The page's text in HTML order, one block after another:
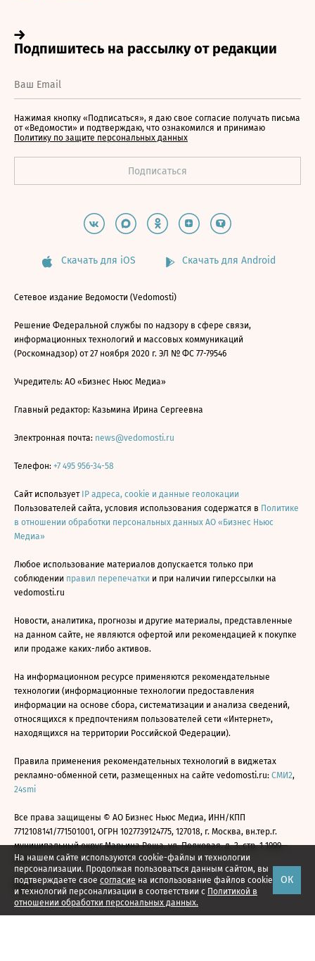
На нашем сайте используются cookie-файлы и технологии
персонализации. Продолжая пользоваться данным сайтом, вы
подтверждаете свое согласие на использование файлов cookie
и технологий персонализации в соответствии с Политикой в
отношении обработки персональных данных.
ОК
Нажимая кнопку «Подписаться», я даю свое согласие получать письма
от «Ведомости» и подтверждаю, что ознакомился и принимаю
Политику по защите персональных данных
Скачать для iOS Скачать для Android
Сетевое издание Ведомости (Vedomosti)
Решение Федеральной службы по надзору в сфере связи,
информационных технологий и массовых коммуникаций
(Роскомнадзор) от 27 ноября 2020 г. ЭЛ № ФС 77-79546
Учредитель: АО «Бизнес Ньюс Медиа»
Главный редактор: Казьмина Ирина Сергеевна
Электронная почта: news@vedomosti.ru
Телефон: +7 495 956-34-58
Сайт использует IP адреса, cookie и данные геолокации
Пользователей сайта, условия использования содержатся в Политике
в отношении обработки персональных данных АО «Бизнес Ньюс
Медиа»
Любое использование материалов допускается только при
соблюдении правил перепечатки и при наличии гиперссылки на
vedomosti.ru
Новости, аналитика, прогнозы и другие материалы, представленные
на данном сайте, не являются офертой или рекомендацией к покупке
или продаже каких-либо активов.
На информационном ресурсе применяются рекомендательные
технологии (информационные технологии предоставления
информации на основе сбора, систематизации и анализа сведений,
относящихся к предпочтениям пользователей сети «Интернет»,
находящихся на территории Российской Федерации).
Правила применения рекомендательных технологий в виджетах
рекламно-обменной сети, размещенных на сайте vedomosti.ru: СМИ2,
24smi
Все права защищены © АО Бизнес Ньюс Медиа, ИНН/КПП
7712108141/771501001, ОГРН 1027739124775, 127018, г. Москва, вн.тер.г.
муниципальный округ Марьина Роща, ул. Полковая, д. 3, стр. 1 1999—
2026